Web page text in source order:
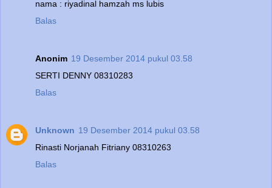
nama : riyadinal hamzah ms lubis
Balas
Anonim 19 Desember 2014 pukul 03.58
SERTI DENNY 08310283
Balas
Unknown 19 Desember 2014 pukul 03.58
Rinasti Norjanah Fitriany 08310263
Balas